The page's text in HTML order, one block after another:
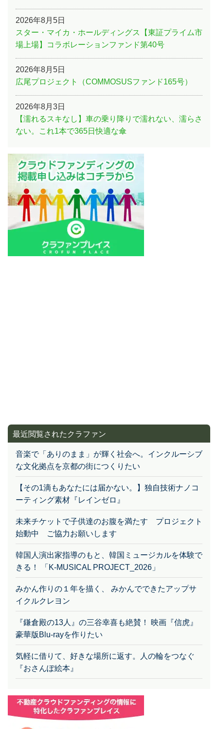
2026年8月5日
スター・マイカ・ホールディングス【東証プライム市
場上場】コラボレーションファンド第40号
2026年8月5日
広尾プロジェクト（COMMOSUSファンド165号）
2026年8月3日
【濡れるスキなし】車の乗り降りで濡れない、濡らさ
ない。これ1本で365日快適な傘
音楽で「ありのまま」が輝く社会へ。インクルーシブ
な文化拠点を京都の街につくりたい
【その1滴もあなたには届かない。】独自技術ナノコ
ーティング素材『レインゼロ』
未来チケットで子供達のお腹を満たす プロジェクト
始動中 ご協力お願いします
韓国人演出家指導のもと、韓国ミュージカルを体験で
きる！ 「K-MUSICAL PROJECT_2026」
みかん作りの１年を描く、 みかんでできたアップサ
イクルクレヨン
『鎌倉殿の13人』の三谷幸喜も絶賛！ 映画『信虎』
豪華版Blu-rayを作りたい
気軽に借りて、好きな場所に返す。人の輪をつなぐ
『おさんぽ絵本』